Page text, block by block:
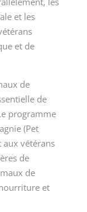
et les
et de
de
de
programme
(Pet
aux vétérans
de
de
et